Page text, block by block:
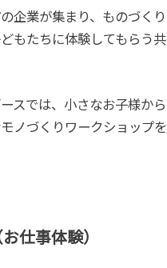
企業が集まり、ものづくり
もたちに体験してもらう共
スでは、小さなお子様から
ノづくりワークショップを
仕事体験）